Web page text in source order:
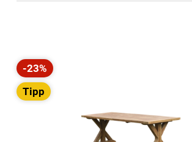
Rabatt
-23%
Tipp